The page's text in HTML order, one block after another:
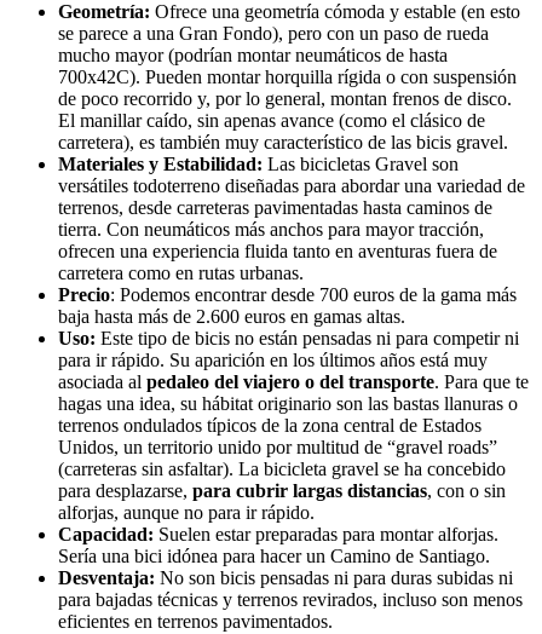
Geometría: Ofrece una geometría cómoda y estable (en esto
se parece a una Gran Fondo), pero con un paso de rueda
mucho mayor (podrían montar neumáticos de hasta
700x42C). Pueden montar horquilla rígida o con suspensión
de poco recorrido y, por lo general, montan frenos de disco.
El manillar caído, sin apenas avance (como el clásico de
carretera), es también muy característico de las bicis gravel.
Materiales y Estabilidad: Las bicicletas Gravel son
versátiles todoterreno diseñadas para abordar una variedad de
terrenos, desde carreteras pavimentadas hasta caminos de
tierra. Con neumáticos más anchos para mayor tracción,
ofrecen una experiencia fluida tanto en aventuras fuera de
carretera como en rutas urbanas.
Precio: Podemos encontrar desde 700 euros de la gama más
baja hasta más de 2.600 euros en gamas altas.
Uso: Este tipo de bicis no están pensadas ni para competir ni
para ir rápido. Su aparición en los últimos años está muy
asociada al pedaleo del viajero o del transporte. Para que te
hagas una idea, su hábitat originario son las bastas llanuras o
terrenos ondulados típicos de la zona central de Estados
Unidos, un territorio unido por multitud de “gravel roads”
(carreteras sin asfaltar). La bicicleta gravel se ha concebido
para desplazarse, para cubrir largas distancias, con o sin
alforjas, aunque no para ir rápido.
Capacidad: Suelen estar preparadas para montar alforjas.
Sería una bici idónea para hacer un Camino de Santiago.
Desventaja: No son bicis pensadas ni para duras subidas ni
para bajadas técnicas y terrenos revirados, incluso son menos
eficientes en terrenos pavimentados.